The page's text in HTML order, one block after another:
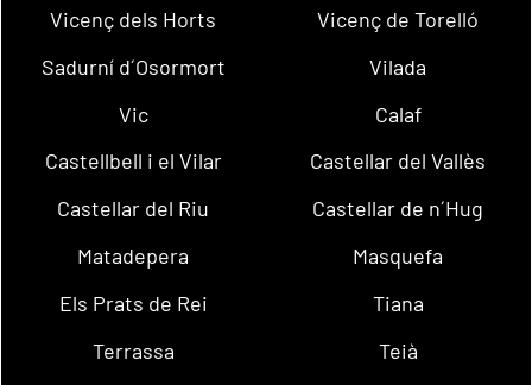
Vicenç dels Horts
Vicenç de Torelló
Sadurní d´Osormort
Vilada
Vic
Calaf
Castellbell i el Vilar
Castellar del Vallès
Castellar del Riu
Castellar de n´Hug
Matadepera
Masquefa
Els Prats de Rei
Tiana
Terrassa
Teià